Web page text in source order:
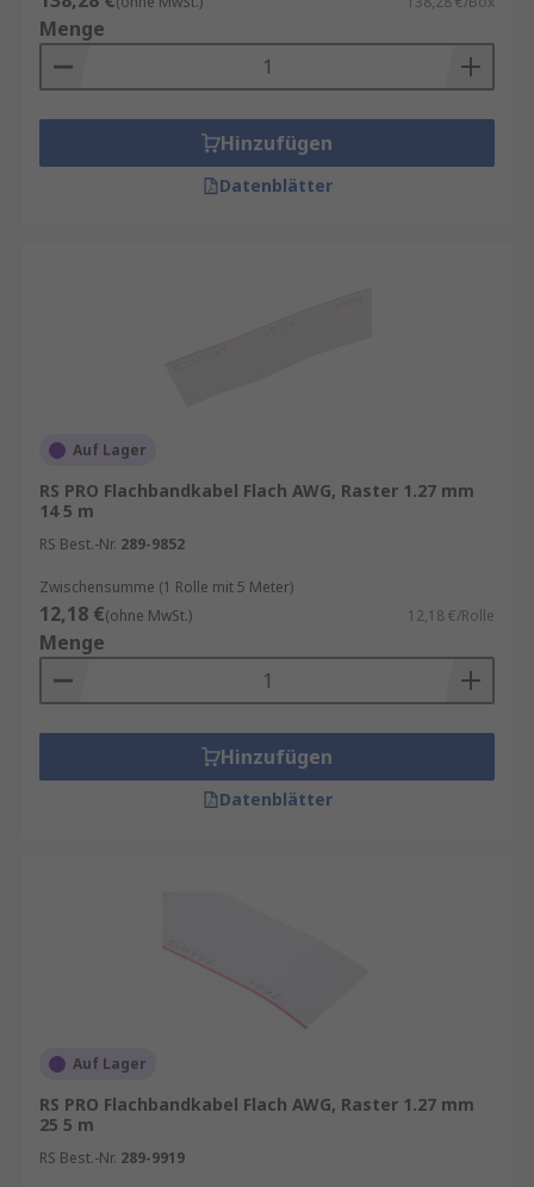
Menge
Hinzufügen
Datenblätter
Auf Lager
RS PRO Flachbandkabel Flach AWG, Raster 1.27 mm
14 5 m
RS Best.-Nr. 289-9852
Zwischensumme (1 Rolle mit 5 Meter)
12,18 €(ohne MwSt.) 12,18 €/Rolle
Menge
Hinzufügen
Datenblätter
Auf Lager
RS PRO Flachbandkabel Flach AWG, Raster 1.27 mm
25 5 m
RS Best.-Nr. 289-9919